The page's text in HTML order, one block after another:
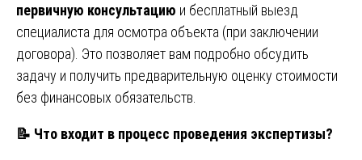
первичную консультацию и бесплатный выезд
специалиста для осмотра объекта (при заключении
договора). Это позволяет вам подробно обсудить
задачу и получить предварительную оценку стоимости
без финансовых обязательств.
📝 Что входит в процесс проведения экспертизы?